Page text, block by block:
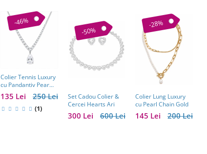
-46%
Colier Tennis Luxury
cu Pandantiv Pear
Cut – Eleganță
Atemporală 250 Lei
135 Lei
(1)
-50%
Set Cadou Colier &
Cercei Hearts Ari
600 Lei
300 Lei
-28%
Colier Lung Luxury
cu Pearl Chain Gold
200 Lei
145 Lei